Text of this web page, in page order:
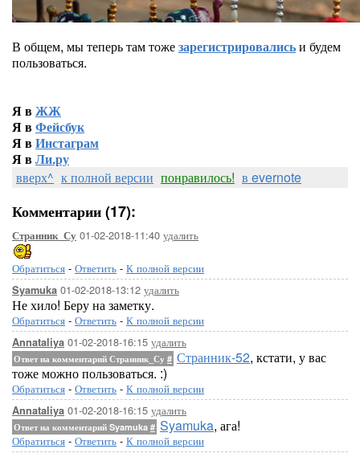
В общем, мы теперь там тожезарегистрировалисьи будем
пользоваться.
Я вЖЖ
Я вФейсбук
Я вИнстаграм
Я вЛи.ру
вверх^ к полной версии понравилось! в evernote
Комментарии (17):
Странник_Су 01-02-2018-11:40 удалить
Обратиться - Ответить - К полной версии
Syamuka 01-02-2018-13:12 удалить
Не хило! Беру на заметку.
Обратиться - Ответить - К полной версии
Annataliya 01-02-2018-16:15 удалить
Ответ на комментарий Странник_Су # Странник-52, кстати, у вас
тоже можно пользоваться. :)
Обратиться - Ответить - К полной версии
Annataliya 01-02-2018-16:15 удалить
Ответ на комментарий Syamuka # Syamuka, ага!
Обратиться - Ответить - К полной версии